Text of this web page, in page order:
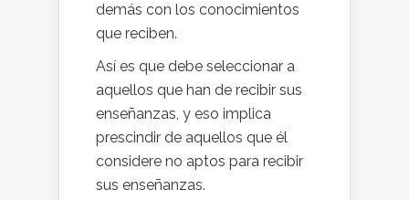
demás con los conocimientos
que reciben.
Así es que debe seleccionar a
aquellos que han de recibir sus
enseñanzas, y eso implica
prescindir de aquellos que él
considere no aptos para recibir
sus enseñanzas.